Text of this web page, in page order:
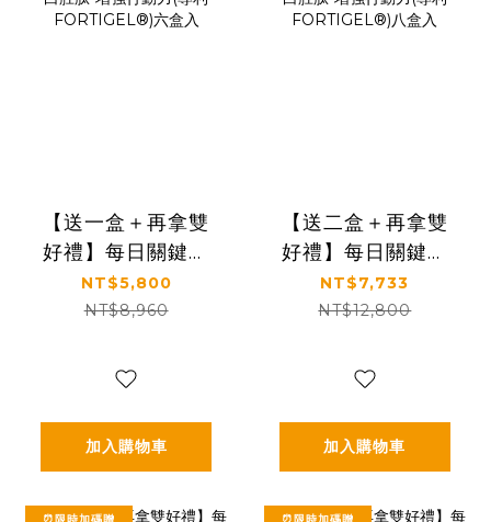
【送一盒＋再拿雙
好禮】每日關鍵補
給｜穩定支持行動
力｜【食技研】德
肽-增強行動力(專利
入
NT$5,800
NT$8,960
加入購物車
【送二盒＋再拿雙
好禮】每日關鍵補
給｜穩定支持行動
力｜【食技研】德
肽-增強行動力(專利
入
NT$7,733
NT$12,800
加入購物車
⏰限時加碼贈 ⏰限時加碼贈